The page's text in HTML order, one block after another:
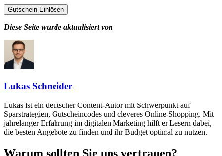
Gutschein Einlösen
Diese Seite wurde aktualisiert von
Lukas Schneider
Lukas ist ein deutscher Content-Autor mit Schwerpunkt auf
Sparstrategien, Gutscheincodes und cleveres Online-Shopping. Mit
jahrelanger Erfahrung im digitalen Marketing hilft er Lesern dabei,
die besten Angebote zu finden und ihr Budget optimal zu nutzen.
Warum sollten Sie uns vertrauen?